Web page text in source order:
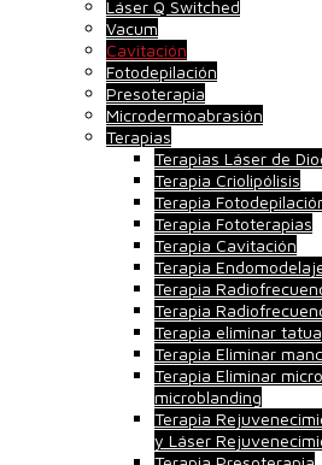
Láser Q Switched
Vacum
Cavitación
Fotodepilación
Presoterapia
Microdermoabrasión
Terapias
Terapias Láser de
Terapia Criolipólisis
Terapia
Terapia Fototerapias
Terapia Cavitación
Terapia
Terapia
Terapia
Terapia eliminar
Terapia Eliminar
Terapia Eliminar
microblanding
Terapia
y Láser